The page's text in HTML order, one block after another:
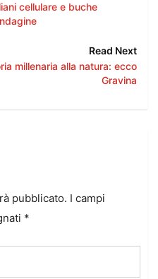
cellulare e buche
Read Next
millenaria alla natura: ecco
Gravina
pubblicato. I campi
*